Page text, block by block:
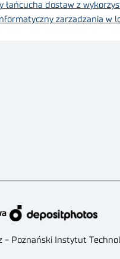
łańcucha dostaw z
zarzadzania w
- Poznański Instytut